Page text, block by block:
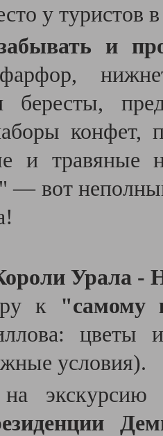
у туристов
и
бересты,
конфет,
и травяные
— вот
Урала -
к "самому
цветы
условия).
на